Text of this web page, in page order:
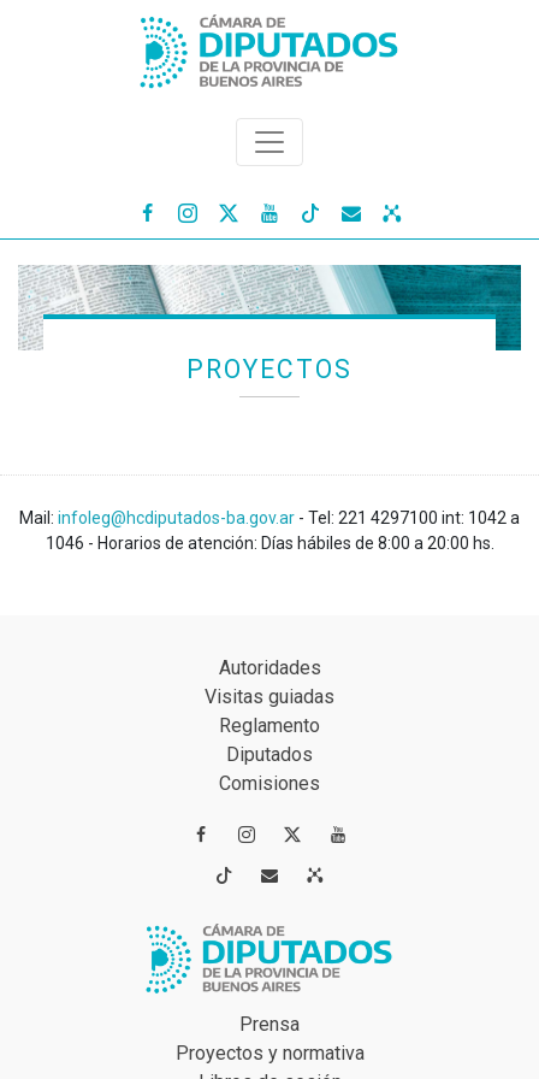
   
PROYECTOS
Mail: infoleg@hcdiputados-ba.gov.ar - Tel: 221 4297100 int: 1042 a
1046 - Horarios de atención: Días hábiles de 8:00 a 20:00 hs.
Autoridades
Visitas guiadas
Reglamento
Diputados
Comisiones
 
 
Prensa
Proyectos y normativa